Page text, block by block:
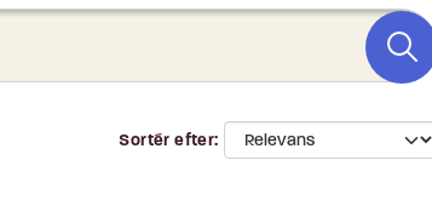
Sortér efter